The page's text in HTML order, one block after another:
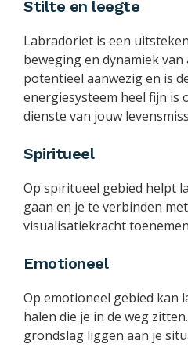
Stilte en leegte
Labradoriet is een
beweging en dynamiek
potentieel aanwezig en is
energiesysteem heel fijn is
dienste van jouw
Spiritueel
Op spiritueel gebied helpt
gaan en je te verbinden
visualisatiekracht
Emotioneel
Op emotioneel gebied kan
halen die je in de weg
grondslag liggen aan je